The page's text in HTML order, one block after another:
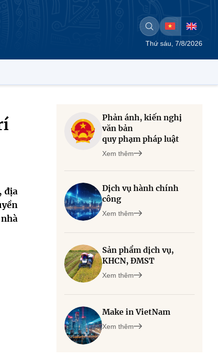
Thứ sáu, 7/8/2026
địa
Phản ánh, kiến nghị
văn bản
quy phạm pháp luật
Xem thêm
Dịch vụ hành chính
công
Xem thêm
Sản phẩm dịch vụ,
KHCN, ĐMST
Xem thêm
Make in VietNam
Xem thêm